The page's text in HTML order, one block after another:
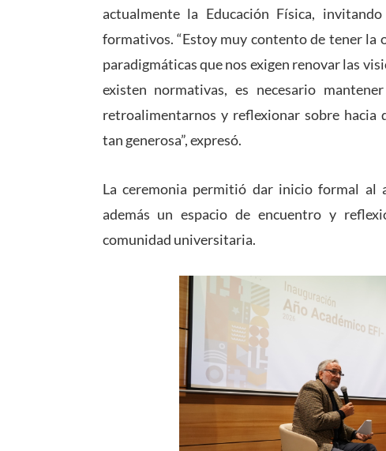
actualmente la Educación Física,
formativos. “Estoy muy contento de tener la
paradigmáticas que nos exigen renovar las
existen normativas, es necesario
retroalimentarnos y reflexionar sobre hacia
tan generosa”, expresó.
La ceremonia permitió dar inicio formal al
además un espacio de encuentro y
comunidad universitaria.